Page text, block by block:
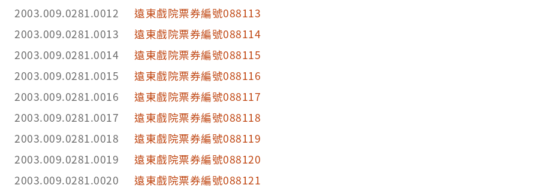
2003.009.0281.0012
遠東戲院票券編號088113
2003.009.0281.0013
遠東戲院票券編號088114
2003.009.0281.0014
遠東戲院票券編號088115
2003.009.0281.0015
遠東戲院票券編號088116
2003.009.0281.0016
遠東戲院票券編號088117
2003.009.0281.0017
遠東戲院票券編號088118
2003.009.0281.0018
遠東戲院票券編號088119
2003.009.0281.0019
遠東戲院票券編號088120
2003.009.0281.0020
遠東戲院票券編號088121